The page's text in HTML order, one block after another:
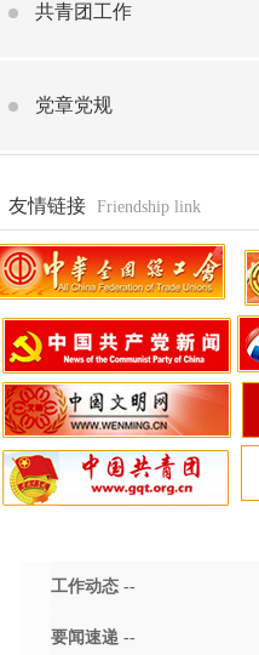
共青团工作
党章党规
友情链接 Friendship link
工作动态 --
要闻速递 --